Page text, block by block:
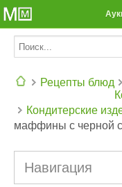
Рецепты блюд
Кондитерские
маффины с черной
Навигация